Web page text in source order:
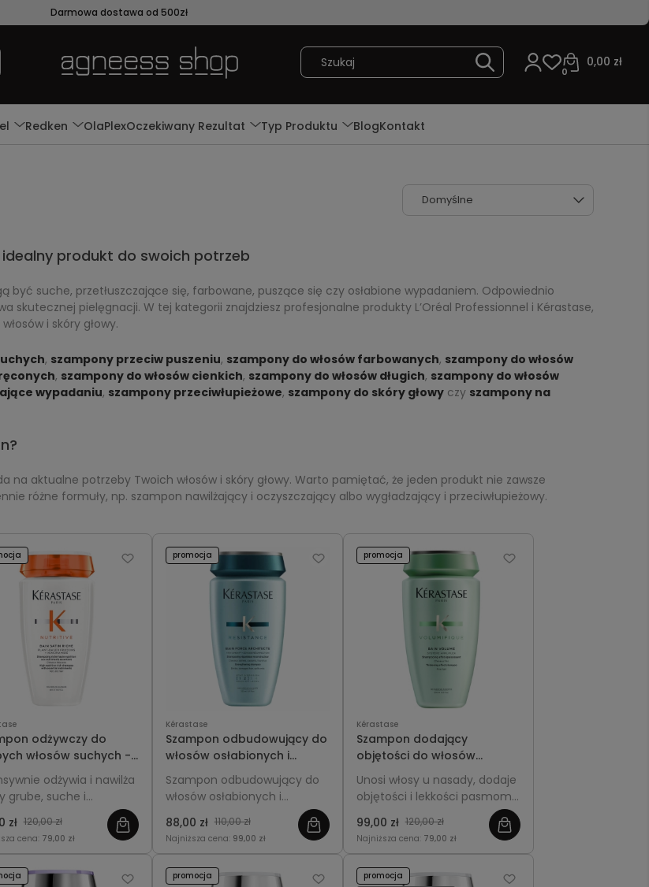
Darmowa dostawa od 500zł
0,00 zł
0
Redken OlaPlexOczekiwany Rezultat Typ Produktu BlogKontakt
produkt do swoich potrzeb
być suche, przetłuszczające się, farbowane, puszące się czy osłabione wypadaniem. Odpowiednio
skutecznej pielęgnacji. W tej kategorii znajdziesz profesjonalne produkty L’Oréal Professionnel i Kérastase,
i skóry głowy.
, szampony przeciw puszeniu, szampony do włosów farbowanych, szampony do włosów
, szampony do włosów cienkich, szampony do włosów długich, szampony do włosów
wypadaniu, szampony przeciwłupieżowe, szampony do skóry głowyczy szampony na
na aktualne potrzeby Twoich włosów i skóry głowy. Warto pamiętać, że jeden produkt nie zawsze
różne formuły, np. szampon nawilżający i oczyszczający albo wygładzający i przeciwłupieżowy.
odżywczy do
włosów suchych -
Nutritive Bain
Riche 250ml
odżywia i nawilża
grube, suche i
przywracając
gładkość i
wygląd.
zł 120,00 zł
cena: 79,00 zł
Kérastase
Szampon odbudowujący do
włosów osłabionych i
zniszczonych - Kérastase
Resistance Bain Force
Architecte 250ml
Szampon odbudowujący do
włosów osłabionych i
zniszczonych - Kérastase
Resistance Bain Force
Architecte 250ml
88,00 zł 110,00 zł
Najniższa cena: 99,00 zł
promocja
Kérastase
Szampon dodający
objętości do włosów
cienkich - Kérastase
Volumifique Bain 250ml
Unosi włosy u nasady, dodaje
objętości i lekkości pasmom
cienkim, pozostawiając je
puszyste, sprężyste i pełne
blasku.
99,00 zł 120,00 zł
Najniższa cena: 79,00 zł
promocja
promocja
promocja